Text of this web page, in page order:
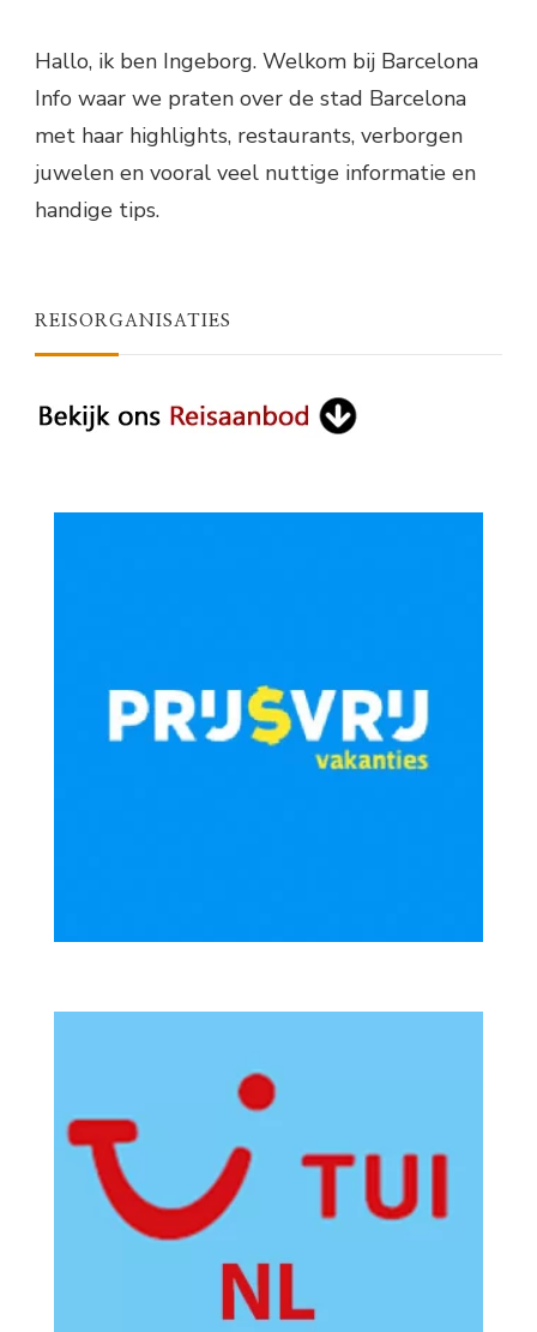
Hallo, ik ben Ingeborg. Welkom bij Barcelona
Info waar we praten over de stad Barcelona
met haar highlights, restaurants, verborgen
juwelen en vooral veel nuttige informatie en
handige tips.
REISORGANISATIES